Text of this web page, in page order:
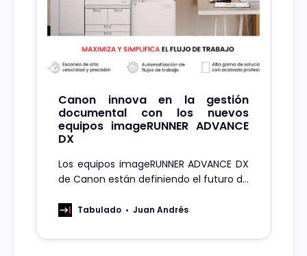
Canon innova en la gestión
documental con los nuevos
equipos imageRUNNER ADVANCE
DX
Los equipos imageRUNNER ADVANCE DX
de Canon están definiendo el futuro de
cibernética.
Tabulado Juan Andrés